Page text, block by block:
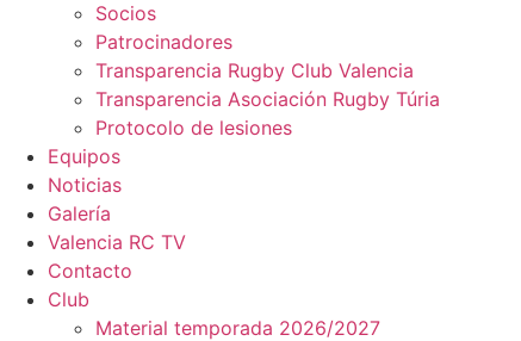
Socios
Patrocinadores
Transparencia Rugby Club Valencia
Transparencia Asociación Rugby Túria
Protocolo de lesiones
Equipos
Noticias
Galería
Valencia RC TV
Contacto
Club
Material temporada 2026/2027